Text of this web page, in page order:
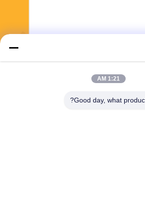
1:21 AM
Good day, what